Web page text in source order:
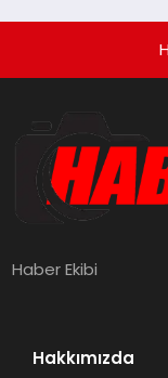
Haber Ekibi
Hakkımızda